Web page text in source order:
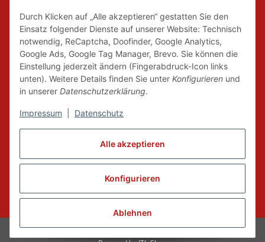
Alle akzeptieren
Konfigurieren
Ablehnen
Durch Klicken auf „Alle akzeptieren“ gestatten Sie den
Einsatz folgender Dienste auf unserer Website: Technisch
notwendig, ReCaptcha, Doofinder, Google Analytics,
Google Ads, Google Tag Manager, Brevo. Sie können die
Einstellung jederzeit ändern (Fingerabdruck-Icon links
unten). Weitere Details finden Sie unter Konfigurieren und
in unserer Datenschutzerklärung.
Impressum Datenschutz
Wir tragen Verantwortung und erfüllen unsere
Pflichten zur Systembeteiligung nach dem
Verpackungsgesetz.
FAIRCOMMERCE
Wir sind seit 04.12.2015 Mitglied der Initiative
Vertrag widerrufen
* Alle Preise inkl. gesetzlicher MwSt., zzgl.